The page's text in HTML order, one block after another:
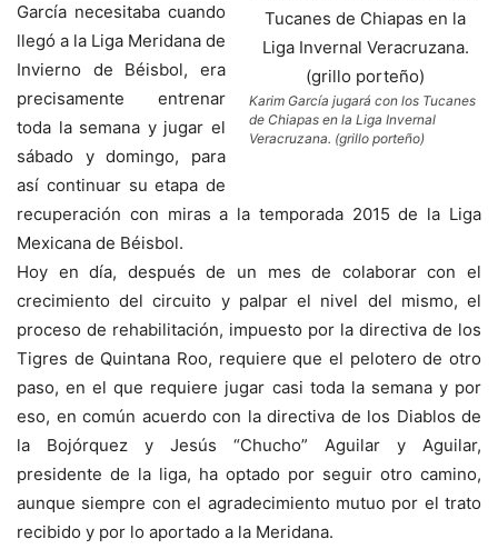
Karim García jugará con los Tucanes
de Chiapas en la Liga Invernal
Veracruzana. (grillo porteño)
García necesitaba cuando
llegó a la Liga Meridana de
Invierno de Béisbol, era
precisamente entrenar
toda la semana y jugar el
sábado y domingo, para
así continuar su etapa de
recuperación con miras a la temporada 2015 de la Liga
Mexicana de Béisbol.
Hoy en día, después de un mes de colaborar con el
crecimiento del circuito y palpar el nivel del mismo, el
proceso de rehabilitación, impuesto por la directiva de los
Tigres de Quintana Roo, requiere que el pelotero de otro
paso, en el que requiere jugar casi toda la semana y por
eso, en común acuerdo con la directiva de los Diablos de
la Bojórquez y Jesús “Chucho” Aguilar y Aguilar,
presidente de la liga, ha optado por seguir otro camino,
aunque siempre con el agradecimiento mutuo por el trato
recibido y por lo aportado a la Meridana.